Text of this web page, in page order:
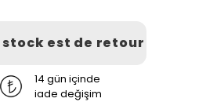
est de retour
14 gün içinde
iade değişim